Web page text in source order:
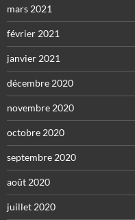
mars 2021
février 2021
janvier 2021
décembre 2020
novembre 2020
octobre 2020
septembre 2020
août 2020
juillet 2020